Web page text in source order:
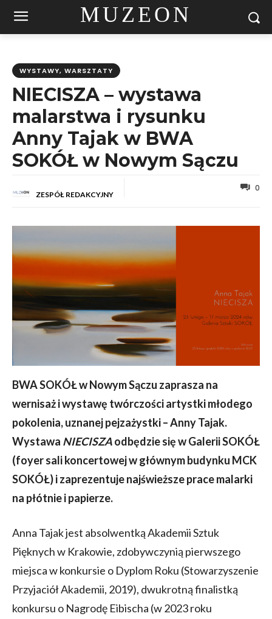
MUZEON
WYSTAWY, WARSZTATY
NIECISZA – wystawa
malarstwa i rysunku
Anny Tajak w BWA
SOKÓŁ w Nowym Sączu
ZESPÓŁ REDAKCYJNY
0
BWA SOKÓŁ w Nowym Sączu zaprasza na
wernisaż i wystawę twórczości artystki młodego
pokolenia, uznanej pejzażystki – Anny Tajak.
Wystawa NIECISZAodbędzie się w Galerii SOKÓŁ
(foyer sali koncertowej w głównym budynku MCK
SOKÓŁ) i zaprezentuje najświeższe prace malarki
na płótnie i papierze.
Anna Tajak jest absolwentką Akademii Sztuk
Pięknych w Krakowie, zdobywczynią pierwszego
miejsca w konkursie o Dyplom Roku (Stowarzyszenie
Przyjaciół Akademii, 2019), dwukrotną finalistką
konkursu o Nagrodę Eibischa (w 2023 roku